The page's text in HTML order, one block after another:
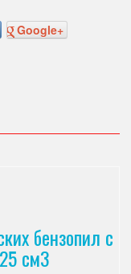
Google+
бензопил с
см3